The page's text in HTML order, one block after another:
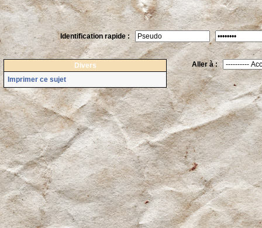
Identification rapide :
Divers
Imprimer ce sujet
Aller à :